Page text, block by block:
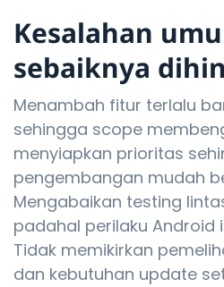
Kesalahan
sebaiknya
Menambah fitur terlalu
sehingga scope
menyiapkan prioritas
pengembangan mudah
Mengabaikan testing
padahal perilaku Android
Tidak memikirkan
dan kebutuhan update